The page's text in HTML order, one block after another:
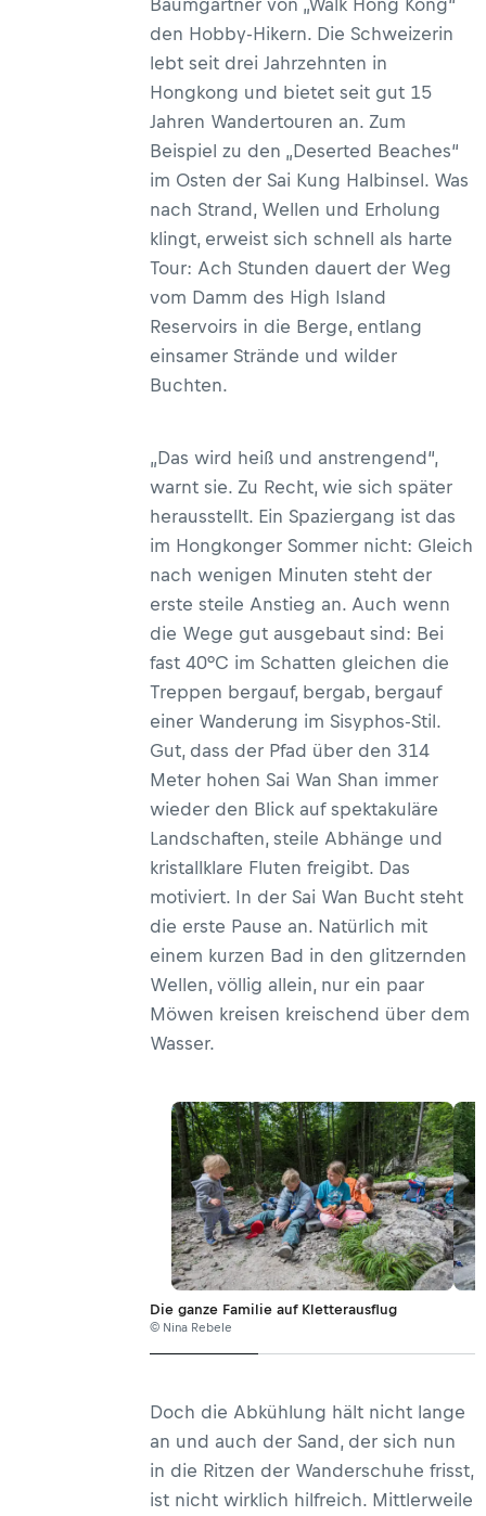
Baumgartner von „Walk Hong Kong“
den Hobby-Hikern. Die Schweizerin
lebt seit drei Jahrzehnten in
Hongkong und bietet seit gut 15
Jahren Wandertouren an. Zum
Beispiel zu den „Deserted Beaches“
im Osten der Sai Kung Halbinsel. Was
nach Strand, Wellen und Erholung
klingt, erweist sich schnell als harte
Tour: Ach Stunden dauert der Weg
vom Damm des High Island
Reservoirs in die Berge, entlang
einsamer Strände und wilder
Buchten.
„Das wird heiß und anstrengend“,
warnt sie. Zu Recht, wie sich später
herausstellt. Ein Spaziergang ist das
im Hongkonger Sommer nicht: Gleich
nach wenigen Minuten steht der
erste steile Anstieg an. Auch wenn
die Wege gut ausgebaut sind: Bei
fast 40°C im Schatten gleichen die
Treppen bergauf, bergab, bergauf
einer Wanderung im Sisyphos-Stil.
Gut, dass der Pfad über den 314
Meter hohen Sai Wan Shan immer
wieder den Blick auf spektakuläre
Landschaften, steile Abhänge und
kristallklare Fluten freigibt. Das
motiviert. In der Sai Wan Bucht steht
die erste Pause an. Natürlich mit
einem kurzen Bad in den glitzernden
Wellen, völlig allein, nur ein paar
Möwen kreisen kreischend über dem
Wasser.
Die ganze Familie auf Kletterausflug
© Nina Rebele
Doch die Abkühlung hält nicht lange
an und auch der Sand, der sich nun
in die Ritzen der Wanderschuhe frisst,
ist nicht wirklich hilfreich. Mittlerweile